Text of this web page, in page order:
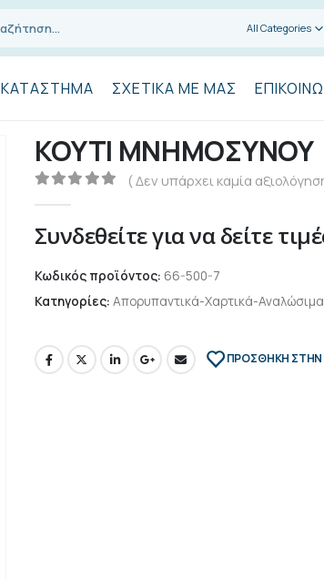
All Categories
ΚΑΤΆΣΤΗΜΑ ΣΧΕΤΙΚΆ ΜΕ ΜΑΣ
ΚΟΥΤΙ ΜΝΗΜΟΣΥΝΟΥ
( Δεν υπάρχει καμία
Συνδεθείτε για να δείτε
Κωδικός προϊόντος: 66-500-7
Κατηγορίες: Απορυπαντικά-Χαρτικά-Αναλώσιμα
ΠΡΌΣΘΉΚΗ ΣΤΗΝ